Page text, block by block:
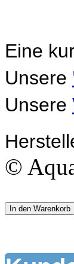
Eine
Unsere
Unsere
©
In den Warenkorb